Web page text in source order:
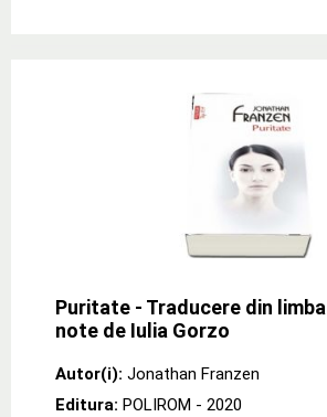
Puritate - Traducere din
note de Iulia Gorzo
Autor(i): Jonathan Franzen
Editura: POLIROM - 2020